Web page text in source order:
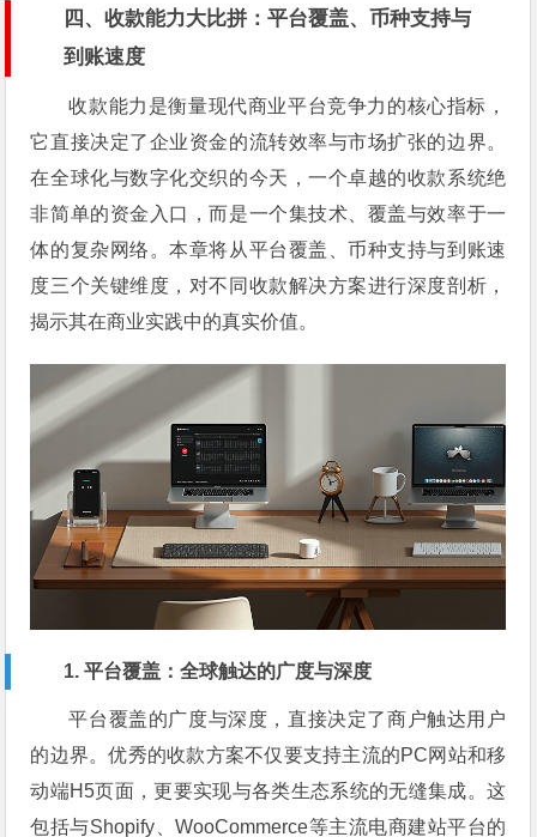
四、收款能力大比拼：平台覆盖、币种支持与
到账速度
收款能力是衡量现代商业平台竞争力的核心指标，
它直接决定了企业资金的流转效率与市场扩张的边界。
在全球化与数字化交织的今天，一个卓越的收款系统绝
非简单的资金入口，而是一个集技术、覆盖与效率于一
体的复杂网络。本章将从平台覆盖、币种支持与到账速
度三个关键维度，对不同收款解决方案进行深度剖析，
揭示其在商业实践中的真实价值。
1. 平台覆盖：全球触达的广度与深度
平台覆盖的广度与深度，直接决定了商户触达用户
的边界。优秀的收款方案不仅要支持主流的PC网站和移
动端H5页面，更要实现与各类生态系统的无缝集成。这
包括与Shopify、WooCommerce等主流电商建站平台的